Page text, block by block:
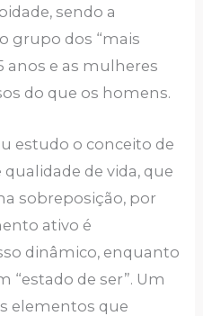
sendo a
grupo dos “mais
anos e as mulheres
do que os homens.
estudo o conceito de
de vida, que
sobreposição, por
ativo é
dinâmico, enquanto
“estado de ser”. Um
elementos que